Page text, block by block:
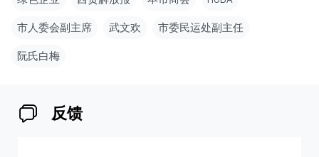
市人委会副主席 武文欢 市委民运处副主任
阮氏白梅
反馈